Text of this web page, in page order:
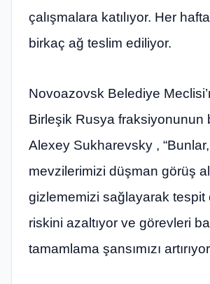
çalışmalara katılıyor. Her
birkaç ağ teslim ediliyor.
Novoazovsk Belediye
Birleşik Rusya fraksiyonunun
Alexey Sukharevsky ,
mevzilerimizi düşman görüş
gizlememizi sağlayarak tespit
riskini azaltıyor ve görevleri
tamamlama şansımızı